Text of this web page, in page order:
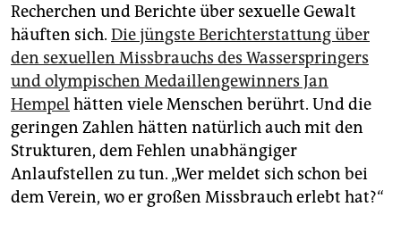
Recherchen und Berichte über sexuelle Gewalt
häuften sich. Die jüngste Berichterstattung über
den sexuellen Missbrauchs des Wasserspringers
und olympischen Medaillengewinners Jan
Hempel hätten viele Menschen berührt. Und die
geringen Zahlen hätten natürlich auch mit den
Strukturen, dem Fehlen unabhängiger
Anlaufstellen zu tun. „Wer meldet sich schon bei
dem Verein, wo er großen Missbrauch erlebt hat?“